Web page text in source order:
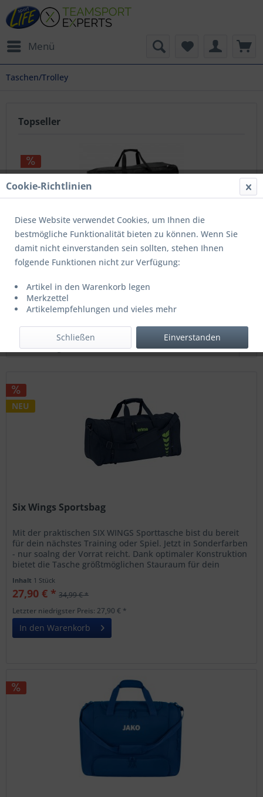
Menü
Taschen/Trolley
Topseller
Trikottasche schwarz XL
Inhalt1 Stück
Letzter niedrigster Preis: 26,95 € *
NEU
Six Wings Sportsbag
Mit der praktischen SIX WINGS Sporttasche bist du bereit
für dein nächstes Training oder Spiel. Jetzt in Sonderfarben
- nur soalng der Vorrat reicht. Dank optimaler Konstruktion
bietet die Tasche größtmöglichen Stauraum für dein
Inhalt 1 Stück
27,90 € * 34,99 € *
Letzter niedrigster Preis: 27,90 € *
In den Warenkorb
Cookie-Richtlinien
Diese Website verwendet Cookies, um Ihnen die
bestmögliche Funktionalität bieten zu können. Wenn Sie
damit nicht einverstanden sein sollten, stehen Ihnen
folgende Funktionen nicht zur Verfügung:
Artikel in den Warenkorb legen
Merkzettel
Artikelempfehlungen und vieles mehr
Einverstanden
Schließen